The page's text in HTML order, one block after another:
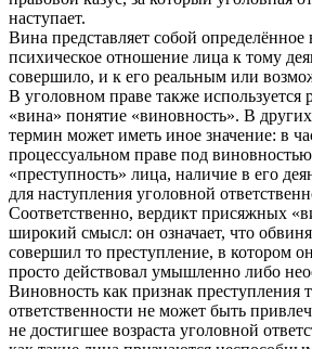
наступает.
Вина представляет собой определённое
психическое отношение лица к тому
совершило, и к его реальным или
В уголовном праве также используется
«вина» понятие «виновность». В других
термин может иметь иное значение: в
процессуальном праве под
«преступность» лица, наличие в его
для наступления уголовной
Соответственно, вердикт присяжных
широкий смысл: он означает, что
совершил то преступление, в котором
просто действовал умышленно либо
Виновность как признак преступления
ответственности не может быть
не достигшее возраста уголовной